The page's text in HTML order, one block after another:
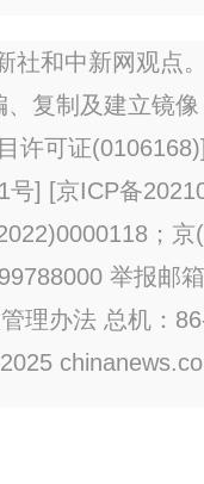
社和中新网观点
复制及建立镜
许可证(0106168)
号] [京ICP备
；京
举报邮
理办法 总机：